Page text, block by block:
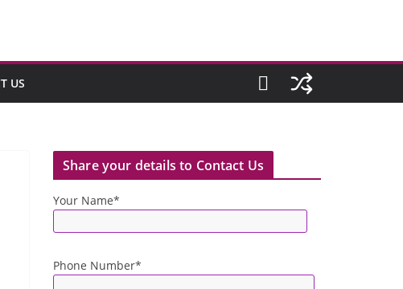
US
Share your details to Contact Us
Your Name*
Phone Number*